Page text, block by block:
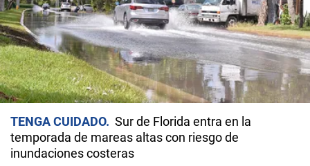
TENGA CUIDADO
Sur de Florida entra en la
temporada de mareas altas con riesgo de
inundaciones costeras